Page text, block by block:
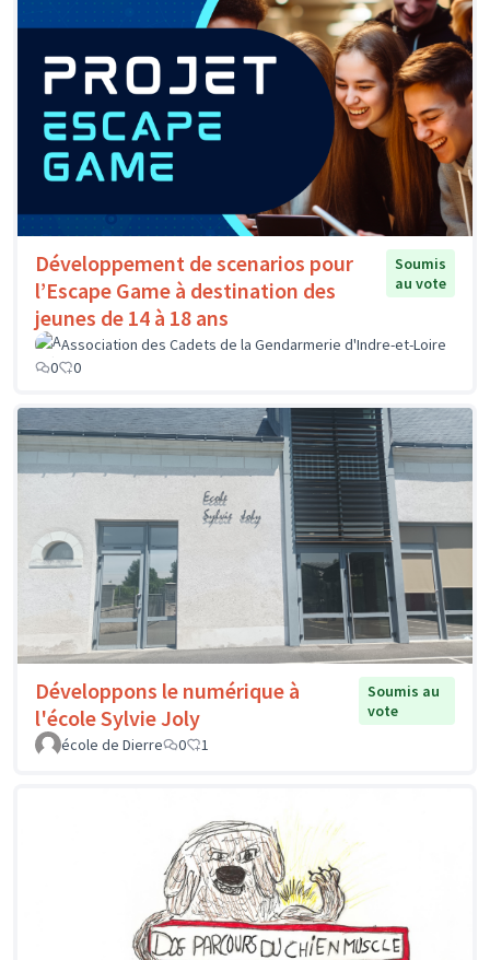
Développement de scenarios pour
l’Escape Game à destination des
jeunes de 14 à 18 ans
Soumis
au vote
Association des Cadets de la Gendarmerie d'Indre-et-Loire
0
0
Développons le numérique à
l'école Sylvie Joly
Soumis au
vote
école de Dierre
0 1